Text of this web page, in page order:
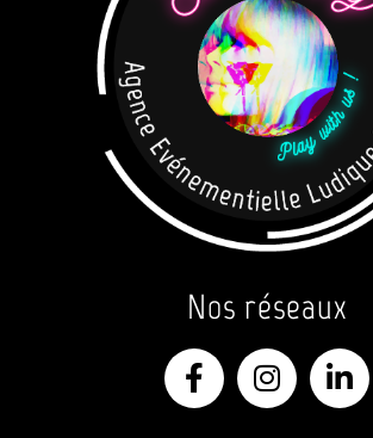
Nos réseaux